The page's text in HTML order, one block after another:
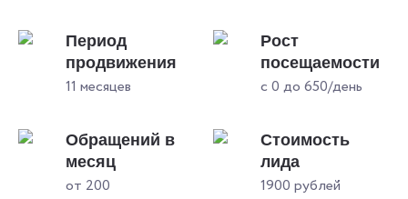
Период
продвижения
11 месяцев
Рост
посещаемости
с 0 до 650/день
Обращений в
месяц
от 200
Стоимость
лида
1900 рублей